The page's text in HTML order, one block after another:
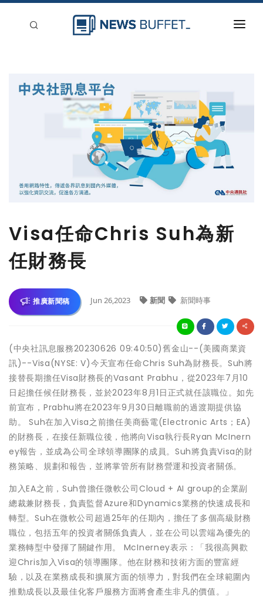
Visa任命Chris Suh為新
任財務長
推廣新聞稿 Jun 26,2023 新聞 新聞時事
(中央社訊息服務20230626 09:40:50)舊金山--(美國商業資
訊)--Visa(NYSE: V)今天宣布任命Chris Suh為財務長。Suh將
接替長期擔任Visa財務長的Vasant Prabhu，從2023年7月10
日起擔任候任財務長，並於2023年8月1日正式就任該職位。如先
前宣布，Prabhu將在2023年9月30日離職前的過渡期提供協
助。 Suh在加入Visa之前擔任美商藝電(Electronic Arts；EA)
的財務長，在接任新職位後，他將向Visa執行長Ryan McInern
ey報告，並成為公司全球領導團隊的成員。Suh將負責Visa的財
務策略、規劃和報告，並將掌管所有財務營運和投資者關係。
加入EA之前，Suh曾擔任微軟公司Cloud + AI group的企業副
總裁兼財務長，負責監督Azure和Dynamics業務的快速成長和
轉型。Suh在微軟公司超過25年的任期內，擔任了多個高級財務
職位，包括五年的投資者關係負責人，並在公司以雲端為優先的
業務轉型中發揮了關鍵作用。 McInerney表示：「我很高興歡
迎Chris加入Visa的領導團隊。他在財務和技術方面的豐富經
驗，以及在業務成長和擴展方面的領導力，對我們在全球範圍內
推動成長以及最佳化客戶服務方面將會產生非凡的價值。」